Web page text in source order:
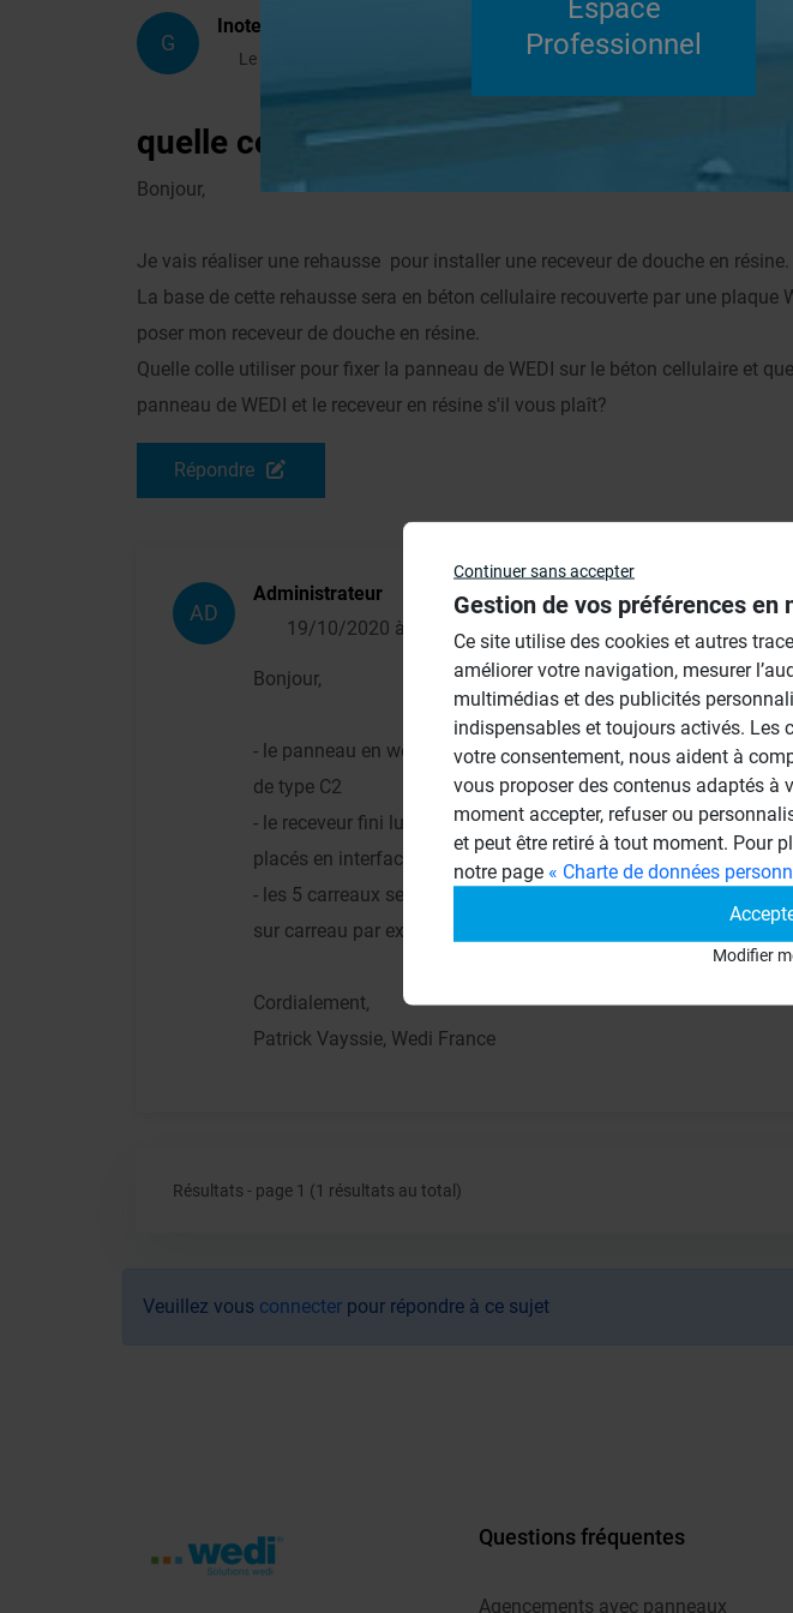
G
Inotec
Le 17/10/2020 à 11h10
quelle colle ? Systèmes de panneaux à carreler
Bonjour,
Je vais réaliser une rehausse pour installer une receveur de douche en résine.
La base de cette rehausse sera en béton cellulaire recouverte par une plaque
poser mon receveur de douche en résine.
Quelle colle utiliser pour fixer la panneau de WEDI sur le béton cellulaire et
panneau de WEDI et le receveur en résine s'il vous plaît?
Répondre
AD
Administrateur
19/10/2020 à 12h10
Bonjour,
- le panneau en wedi se colle au béton cellulaire avec une colle
de type C2
- le receveur fini lui doit venir en appui sur 5 carreaux format
placés en interface entre receveur et panneau ( 1 à chaque angle
- les 5 carreaux se collent à la colle C2, le receveur lui nécessite
sur carreau par exemple à la colle polymère wedi 610
Cordialement,
Patrick Vayssie, Wedi France
Résultats - page 1 (1 résultats au total)
Veuillez vous connecter pour répondre à ce sujet
Questions fréquentes
Agencements avec panneaux
Continuer sans accepter
Gestion de vos préférences en
Ce site utilise des cookies et autres
améliorer votre navigation, mesurer
multimédias et des publicités
indispensables et toujours activés. Les
votre consentement, nous aident à
vous proposer des contenus adaptés à
moment accepter, refuser ou
et peut être retiré à tout moment. Pour
notre page « Charte de données
Modifier
Espace
Professionnel